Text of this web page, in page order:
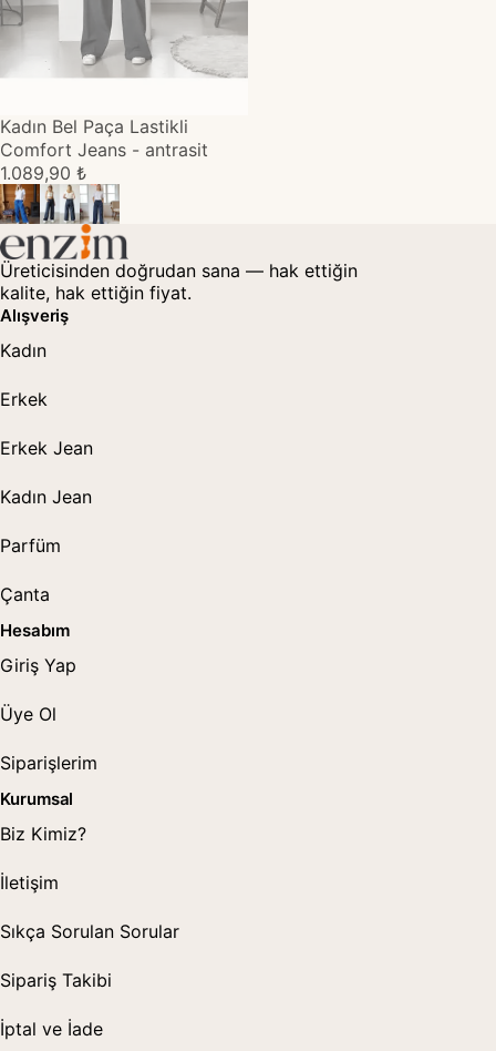
TÜKENDİ
Kadın Bel Paça Lastikli
Comfort Jeans - antrasit
1.089,90 ₺
Üreticisinden doğrudan sana — hak ettiğin
kalite, hak ettiğin fiyat.
Alışveriş
Kadın
Erkek
Erkek Jean
Kadın Jean
Parfüm
Çanta
Hesabım
Giriş Yap
Üye Ol
Siparişlerim
Kurumsal
Biz Kimiz?
İletişim
Sıkça Sorulan Sorular
Sipariş Takibi
İptal ve İade